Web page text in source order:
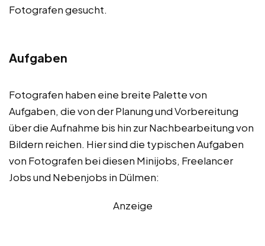
Fotografen gesucht.
Aufgaben
Fotografen haben eine breite Palette von
Aufgaben, die von der Planung und Vorbereitung
über die Aufnahme bis hin zur Nachbearbeitung von
Bildern reichen. Hier sind die typischen Aufgaben
von Fotografen bei diesen Minijobs, Freelancer
Jobs und Nebenjobs in Dülmen:
Anzeige